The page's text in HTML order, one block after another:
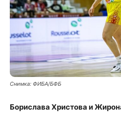
Снимка: ФИБА/БФБ
Борислава Христова и